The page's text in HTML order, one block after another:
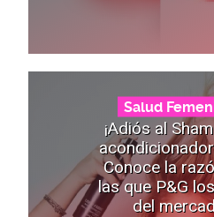
Salud
¡Adiós al
Conoce la
las que P&G
del